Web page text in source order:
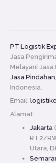
PT Logistik
Jasa
Melayani Jasa
Jasa Pindahan
Indonesia.
Email:
Alamat:
Jakarta
RT.2/
Utara,